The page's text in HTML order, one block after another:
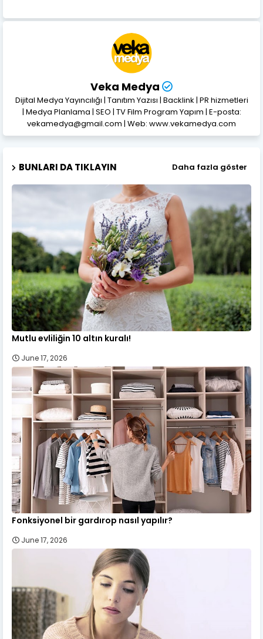
Veka Medya
Dijital Medya Yayıncılığı | Tanıtım Yazısı | Backlink | PR hizmetleri
| Medya Planlama | SEO | TV Film Program Yapım | E-posta:
vekamedya@gmail.com | Web: www.vekamedya.com
BUNLARI DA TIKLAYIN Daha fazla göster
Mutlu evliliğin 10 altın kuralı!
June 17, 2026
Fonksiyonel bir gardırop nasıl yapılır?
June 17, 2026